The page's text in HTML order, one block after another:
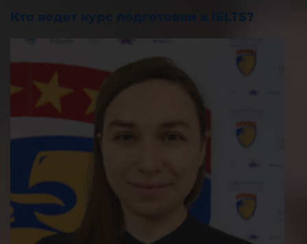
Кто ведет курс подготовки к IELTS?